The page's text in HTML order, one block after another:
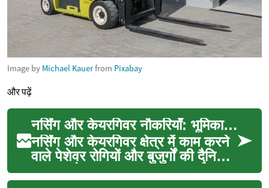
Image by Michael Kauerfrom Pixabay
और पढ़ें
नर्सिंग और केयरगिवर नौकरियाँ: भूमिका, कौशल और अवसर
नर्सिंग और केयरगिवर क्षेत्र में काम करने
वाले पेशेवर रोगियों और बुजुर्गों की दैनिक
स्वास्थ्य देखभाल, भावनात्मक समर्थन...